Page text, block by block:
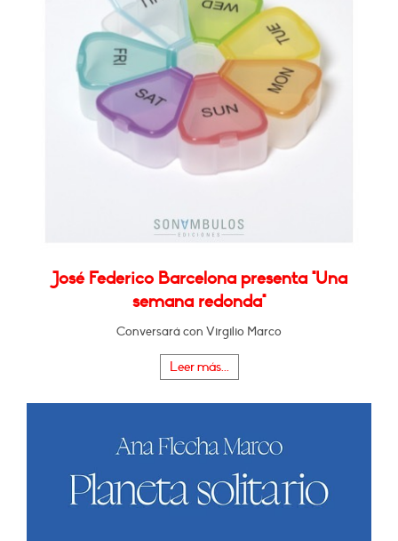
José Federico Barcelona presenta "Una
semana redonda"
Conversará con Virgilio Marco
Leer más...